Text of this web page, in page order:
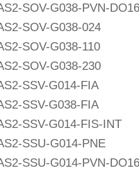
SOV-G038-PVN-DO16
SOV-G038-024
SOV-G038-110
SOV-G038-230
SSV-G014-FIA
SSV-G038-FIA
SSV-G014-FIS-INT
SSU-G014-PNE
SSU-G014-PVN-DO16